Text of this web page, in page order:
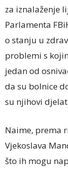
za iznalaženje
Parlamenta
o stanju u
problemi s
jedan od
da su bolnice
su njihovi
Naime, prema
Vjekoslava
što ih mogu